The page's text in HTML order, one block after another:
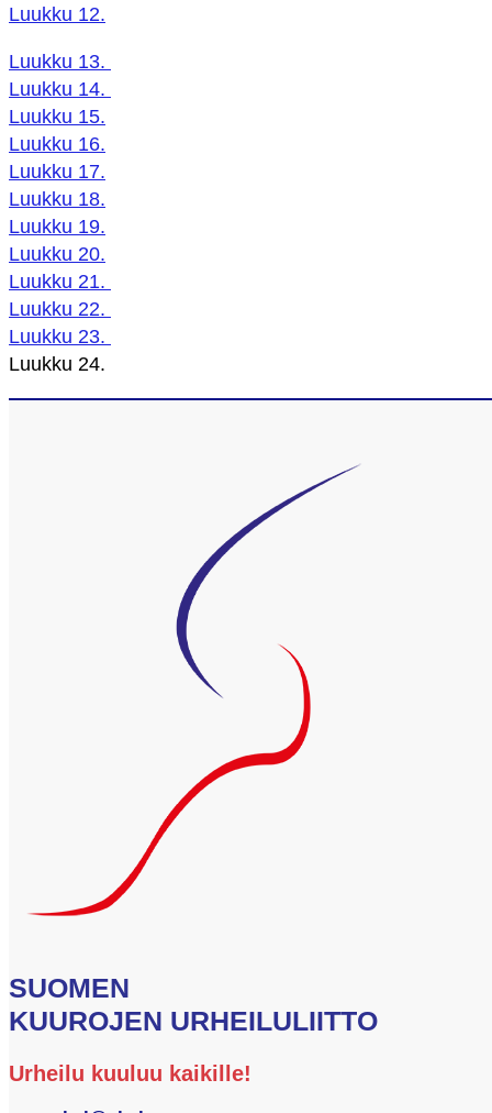
Luukku 12.
Luukku 13.
Luukku 14.
Luukku 15.
Luukku 16.
Luukku 17.
Luukku 18.
Luukku 19.
Luukku 20.
Luukku 21.
Luukku 22.
Luukku 23.
Luukku 24.
SUOMEN
KUUROJEN URHEILULIITTO
Urheilu kuuluu kaikille!